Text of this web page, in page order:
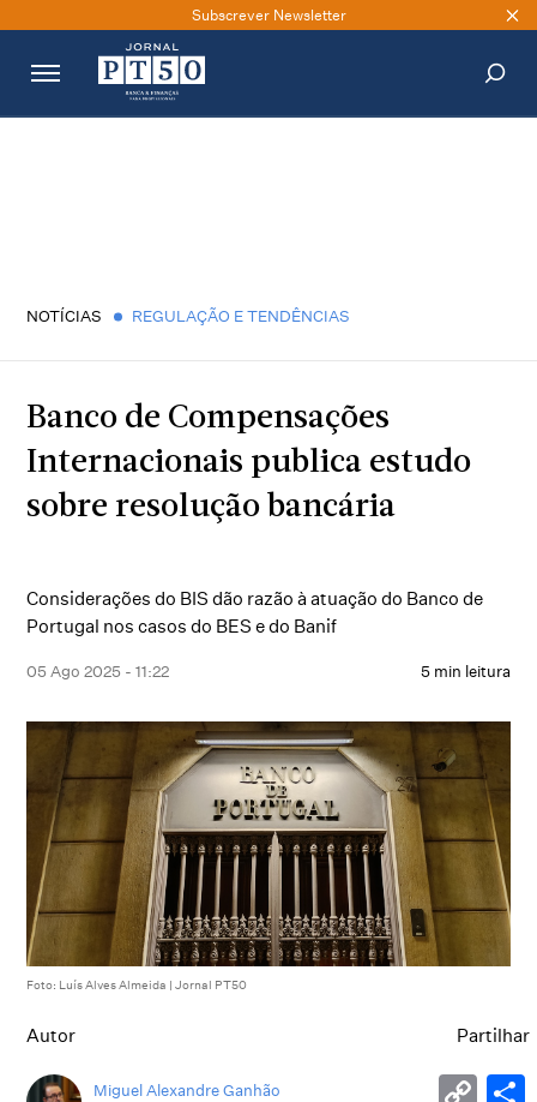
Subscrever Newsletter
NOTÍCIAS REGULAÇÃO E TENDÊNCIAS
Banco de Compensações
Internacionais publica estudo
sobre resolução bancária
Considerações do BIS dão razão à atuação do Banco de
Portugal nos casos do BES e do Banif
05 Ago 2025 - 11:22 5 min leitura
Foto: Luís Alves Almeida | Jornal PT50
Autor
Miguel Alexandre Ganhão
Partilhar